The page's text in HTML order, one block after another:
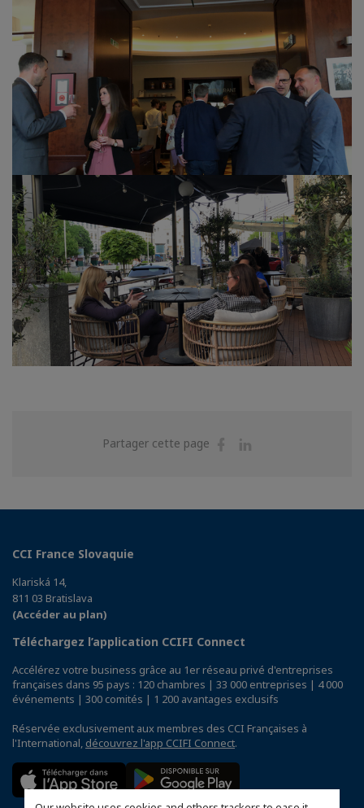
Partager cette page
Partager
CCI France Slovaquie
Klariská 14,
811 03 Bratislava
(Accéder au plan)
Téléchargez l’application CCIFI Connect
Accélérez votre business grâce au 1er réseau privé d'entreprises
françaises dans 95 pays : 120 chambres | 33 000 entreprises | 4 000
événements | 300 comités | 1 200 avantages exclusifs
Réservée exclusivement aux membres des CCI Françaises à
l'International, découvrez l'app CCIFI Connect.